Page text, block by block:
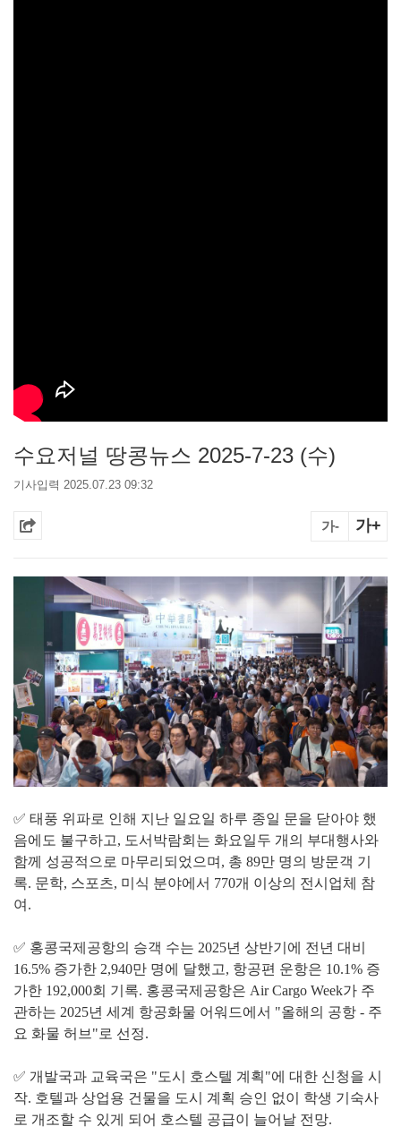
수요저널 땅콩뉴스 2025-7-23 (수)
기사입력 2025.07.23 09:32
가- 가+
✅ 태풍 위파로 인해 지난 일요일 하루 종일 문을 닫아야 했
음에도 불구하고, 도서박람회는 화요일두 개의 부대행사와
함께 성공적으로 마무리되었으며, 총 89만 명의 방문객 기
록. 문학, 스포츠, 미식 분야에서 770개 이상의 전시업체 참
여.
✅ 홍콩국제공항의 승객 수는 2025년 상반기에 전년 대비
16.5% 증가한 2,940만 명에 달했고, 항공편 운항은 10.1% 증
가한 192,000회 기록. 홍콩국제공항은 Air Cargo Week가 주
관하는 2025년 세계 항공화물 어워드에서 "올해의 공항 - 주
요 화물 허브"로 선정.
✅ 개발국과 교육국은 "도시 호스텔 계획"에 대한 신청을 시
작. 호텔과 상업용 건물을 도시 계획 승인 없이 학생 기숙사
로 개조할 수 있게 되어 호스텔 공급이 늘어날 전망.